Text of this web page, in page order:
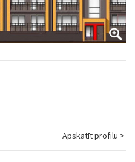
Apskatīt profilu >